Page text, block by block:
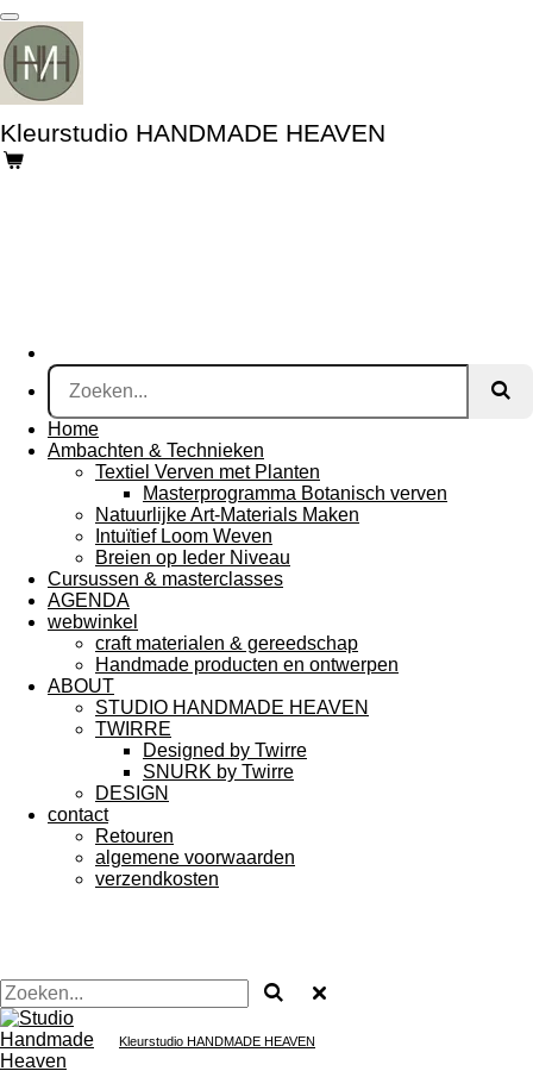
Ga
direct
naar
de
hoofdinhoud
Kleurstudio HANDMADE HEAVEN
Home
Ambachten & Technieken
Textiel Verven met Planten
Masterprogramma Botanisch verven
Natuurlijke Art-Materials Maken
Intuïtief Loom Weven
Breien op Ieder Niveau
Cursussen & masterclasses
AGENDA
webwinkel
craft materialen & gereedschap
Handmade producten en ontwerpen
ABOUT
STUDIO HANDMADE HEAVEN
TWIRRE
Designed by Twirre
SNURK by Twirre
DESIGN
contact
Retouren
algemene voorwaarden
verzendkosten
Kleurstudio HANDMADE HEAVEN